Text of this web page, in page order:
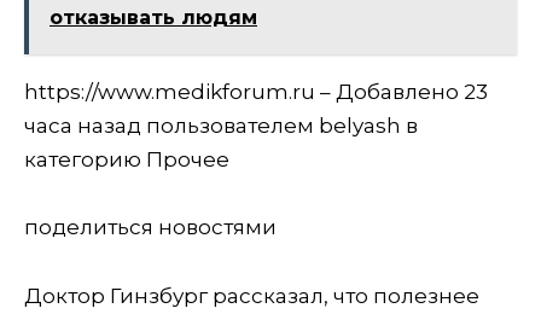
отказывать людям
https://www.medikforum.ru – Добавлено 23
часа назад пользователем belyash в
категорию Прочее
поделиться новостями
Доктор Гинзбург рассказал, что полезнее